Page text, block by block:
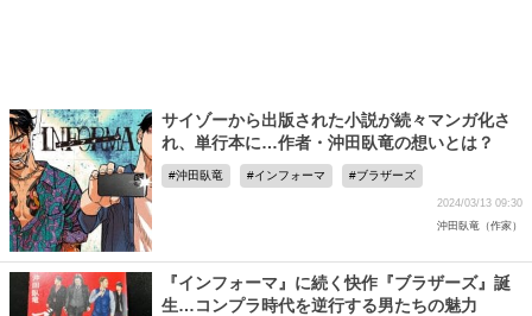
サイゾーから出版された小説が続々マンガ化さ
れ、単行本に…作者・沖田臥竜の想いとは？
沖田臥竜 インフォーマ ブラザーズ
2024/03/13 09:30
沖田臥竜（作家）
『インフォーマ』に続く快作『ブラザーズ』誕
生…コンプラ時代を逆行する男たちの魅力